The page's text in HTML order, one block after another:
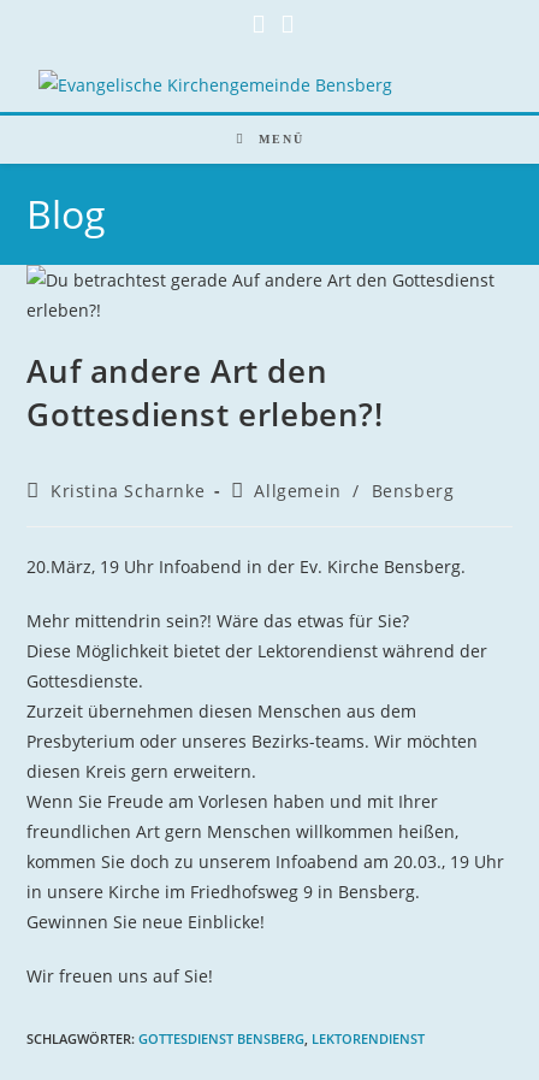
springen
MENÜ
Blog
Auf andere Art den
Gottesdienst erleben?!
Beitrags-
Kristina Scharnke
Beitrags-
Allgemein / Bensberg
20.März, 19 Uhr Infoabend in der Ev. Kirche Bensberg.
Mehr mittendrin sein?! Wäre das etwas für Sie?
Diese Möglichkeit bietet der Lektorendienst während der
Gottesdienste.
Zurzeit übernehmen diesen Menschen aus dem
Presbyterium oder unseres Bezirks-teams. Wir möchten
diesen Kreis gern erweitern.
Wenn Sie Freude am Vorlesen haben und mit Ihrer
freundlichen Art gern Menschen willkommen heißen,
kommen Sie doch zu unserem Infoabend am 20.03., 19 Uhr
in unsere Kirche im Friedhofsweg 9 in Bensberg.
Gewinnen Sie neue Einblicke!
Wir freuen uns auf Sie!
SCHLAGWÖRTER:GOTTESDIENST BENSBERG LEKTORENDIENST